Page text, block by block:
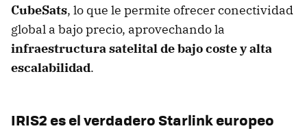
CubeSats, lo que le permite ofrecer conectividad
global a bajo precio, aprovechando la
infraestructura satelital de bajo coste y alta
escalabilidad.
IRIS2 es el verdadero Starlink europeo